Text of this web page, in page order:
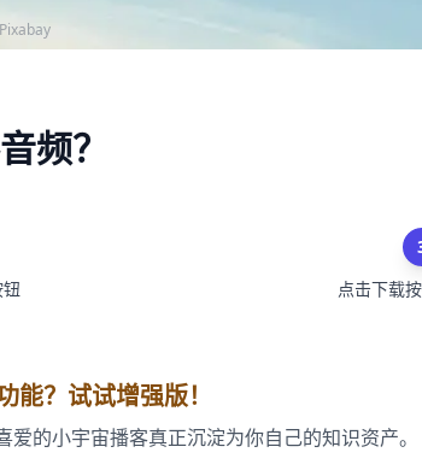
Pixabay
频？
点击下载
？试试增强版！
的小宇宙播客真正沉淀为你自己的知识资产。